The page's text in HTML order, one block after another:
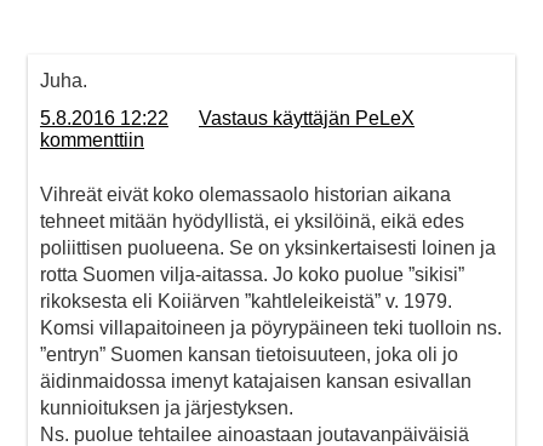
Juha.
5.8.2016 12:22
Vastaus käyttäjän PeLeX
kommenttiin
Vihreät eivät koko olemassaolo historian aikana
tehneet mitään hyödyllistä, ei yksilöinä, eikä edes
poliittisen puolueena. Se on yksinkertaisesti loinen ja
rotta Suomen vilja-aitassa. Jo koko puolue ”sikisi”
rikoksesta eli Koiiärven ”kahtleleikeistä” v. 1979.
Komsi villapaitoineen ja pöyrypäineen teki tuolloin ns.
”entryn” Suomen kansan tietoisuuteen, joka oli jo
äidinmaidossa imenyt katajaisen kansan esivallan
kunnioituksen ja järjestyksen.
Ns. puolue tehtailee ainoastaan joutavanpäiväisiä